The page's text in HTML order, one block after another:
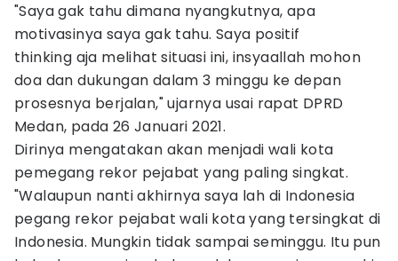
"Saya gak tahu dimana nyangkutnya, apa
motivasinya saya gak tahu. Saya positif
thinking aja melihat situasi ini, insyaallah mohon
doa dan dukungan dalam 3 minggu ke depan
prosesnya berjalan," ujarnya usai rapat DPRD
Medan, pada 26 Januari 2021.
Dirinya mengatakan akan menjadi wali kota
pemegang rekor pejabat yang paling singkat.
"Walaupun nanti akhirnya saya lah di Indonesia
pegang rekor pejabat wali kota yang tersingkat di
Indonesia. Mungkin tidak sampai seminggu. Itu pun